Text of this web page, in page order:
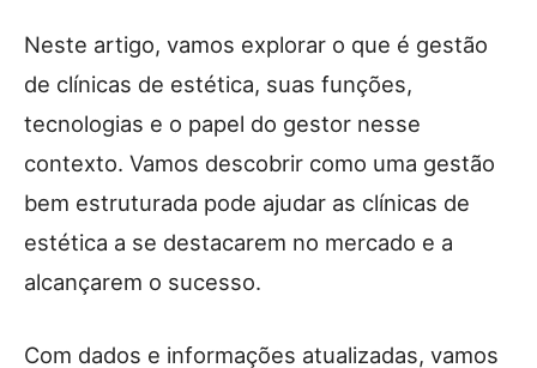
Neste artigo, vamos explorar o que é gestão
de clínicas de estética, suas funções,
tecnologias e o papel do gestor nesse
contexto. Vamos descobrir como uma gestão
bem estruturada pode ajudar as clínicas de
estética a se destacarem no mercado e a
alcançarem o sucesso.
Com dados e informações atualizadas, vamos